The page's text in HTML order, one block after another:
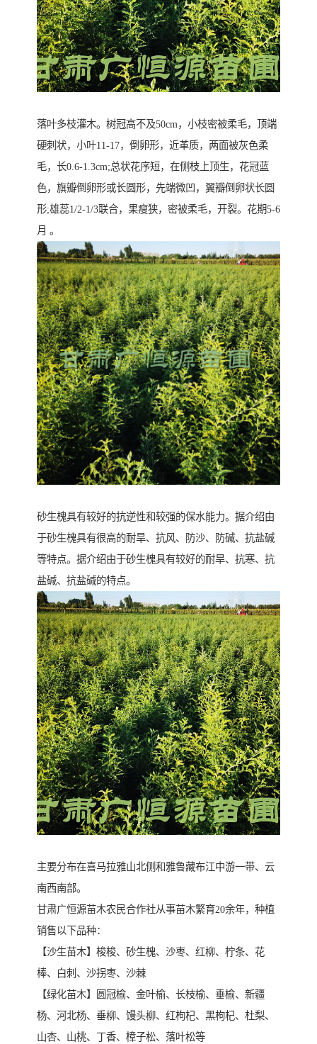
落叶多枝灌木。树冠高不及50cm，小枝密被柔毛，顶端
硬刺状，小叶11-17，倒卵形，近革质，两面被灰色柔
毛，长0.6-1.3cm;总状花序短，在侧枝上顶生，花冠蓝
色，旗瓣倒卵形或长圆形，先端微凹，翼瓣倒卵状长圆
形;雄蕊1/2-1/3联合，果瘦狭，密被柔毛，开裂。花期5-6
月 。
砂生槐具有较好的抗逆性和较强的保水能力。据介绍由
于砂生槐具有很高的耐旱、抗风、防沙、防碱、抗盐碱
等特点。据介绍由于砂生槐具有较好的耐旱、抗寒、抗
盐碱、抗盐碱的特点。
主要分布在喜马拉雅山北侧和雅鲁藏布江中游一带、云
南西南部。
甘肃广恒源苗木农民合作社从事苗木繁育20余年，种植
销售以下品种：
【沙生苗木】梭梭、砂生槐、沙枣、红柳、柠条、花
棒、白刺、沙拐枣、沙棘
【绿化苗木】圆冠榆、金叶榆、长枝榆、垂榆、新疆
杨、河北杨、垂柳、馒头柳、红枸杞、黑枸杞、杜梨、
山杏、山桃、丁香、樟子松、落叶松等